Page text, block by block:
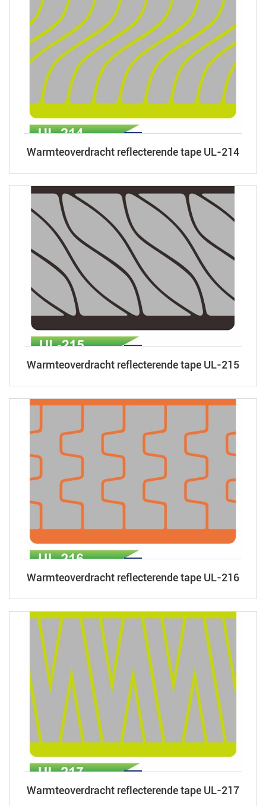
Warmteoverdracht reflecterende tape UL-214
Warmteoverdracht reflecterende tape UL-215
Warmteoverdracht reflecterende tape UL-216
Warmteoverdracht reflecterende tape UL-217